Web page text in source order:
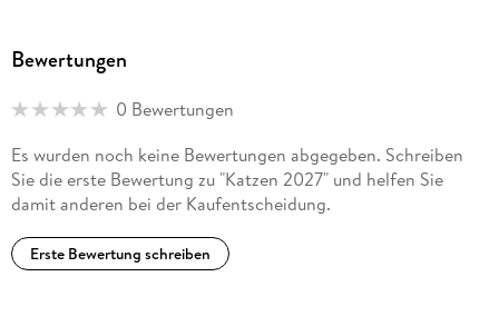
Bewertungen
0 Bewertungen
Es wurden noch keine Bewertungen abgegeben. Schreiben
Sie die erste Bewertung zu "Katzen 2027" und helfen Sie
damit anderen bei der Kaufentscheidung.
Erste Bewertung schreiben